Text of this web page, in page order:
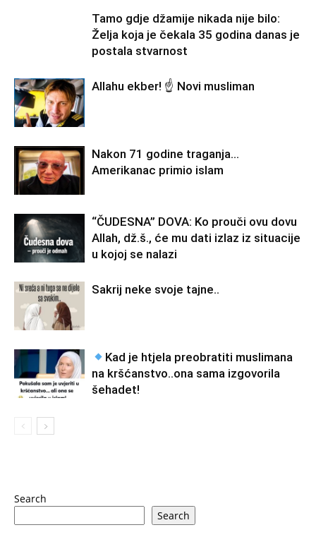
Tamo gdje džamije nikada nije bilo:
Želja koja je čekala 35 godina danas je
postala stvarnost
Allahu ekber! ☝️ Novi musliman
Nakon 71 godine traganja…
Amerikanac primio islam
“ČUDESNA” DOVA: Ko prouči ovu dovu
Allah, dž.š., će mu dati izlaz iz situacije
u kojoj se nalazi
Sakrij neke svoje tajne..
Kad je htjela preobratiti muslimana
na kršćanstvo..ona sama izgovorila
šehadet!
Search
Search